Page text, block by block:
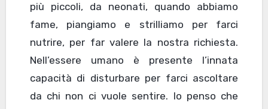
più piccoli, da neonati, quando abbiamo
fame, piangiamo e strilliamo per farci
nutrire, per far valere la nostra richiesta.
Nell’essere umano è presente l’innata
capacità di disturbare per farci ascoltare
da chi non ci vuole sentire. Io penso che